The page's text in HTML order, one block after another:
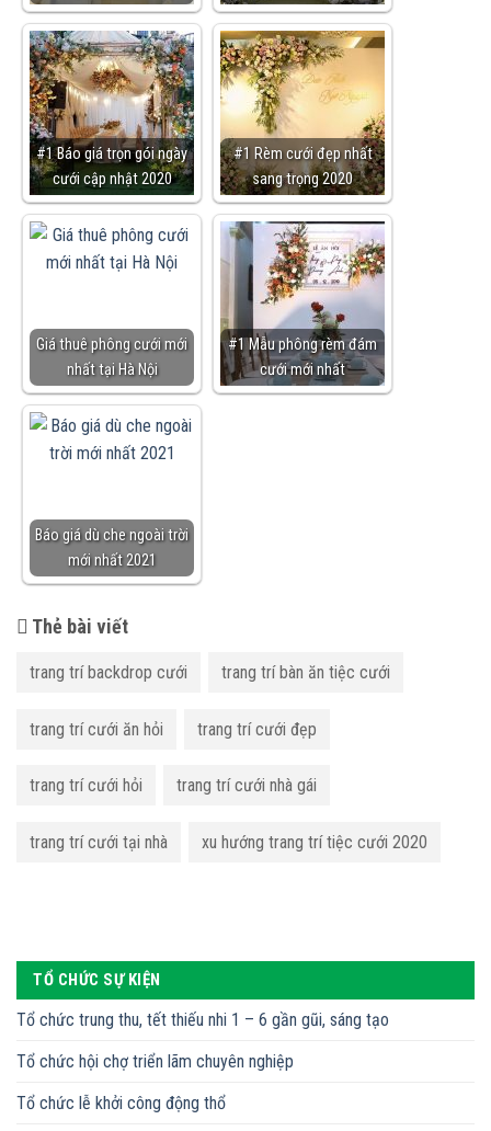
#1 Báo giá trọn gói ngày
cưới cập nhật 2020
#1 Rèm cưới đẹp nhất
sang trọng 2020
Giá thuê phông cưới mới
nhất tại Hà Nội
#1 Mẫu phông rèm đám
cưới mới nhất
Báo giá dù che ngoài trời
mới nhất 2021
Thẻ bài viết
trang trí backdrop cưới trang trí bàn ăn tiệc cưới
trang trí cưới ăn hỏi trang trí cưới đẹp
trang trí cưới hỏi trang trí cưới nhà gái
trang trí cưới tại nhà xu hướng trang trí tiệc cưới 2020
TỔ CHỨC SỰ KIỆN
Tổ chức trung thu, tết thiếu nhi 1 – 6 gần gũi, sáng tạo
Tổ chức hội chợ triển lãm chuyên nghiệp
Tổ chức lễ khởi công động thổ